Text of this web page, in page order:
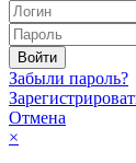
Забыли пароль?
Отмена
×